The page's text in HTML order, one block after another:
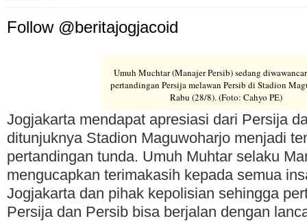
Follow @beritajogjacoid
Umuh Muchtar (Manajer Persib) sedang
pertandingan Persija melawan Persib di Stadion
Rabu (28/8). (Foto: Cahyo PE)
Jogjakarta mendapat apresiasi dari Persija
ditunjuknya Stadion Maguwoharjo menjadi
pertandingan tunda. Umuh Muhtar selaku
mengucapkan terimakasih kepada semua
Jogjakarta dan pihak kepolisian sehingga
Persija dan Persib bisa berjalan dengan